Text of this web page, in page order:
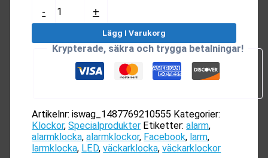
-
(LED)
mängd
+
Lägg I Varukorg
Krypterade, säkra och trygga betalningar!
Artikelnr:iswag_1487769210555 Kategorier:
Klockor,Specialprodukter Etiketter:alarm,
alarmklocka,alarmklockor, Facebook, larm,
larmklocka, LED,väckarklocka,väckarklockor